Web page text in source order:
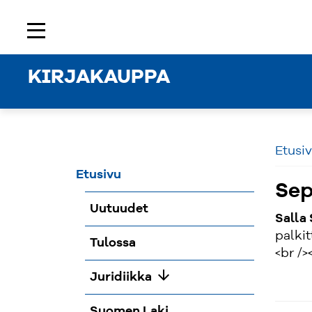
KIRJAKAUPPA
Etusivu
Etusivu
Uutuudet
Tulossa
Juridiikka arrow_downward
Salla
<br /